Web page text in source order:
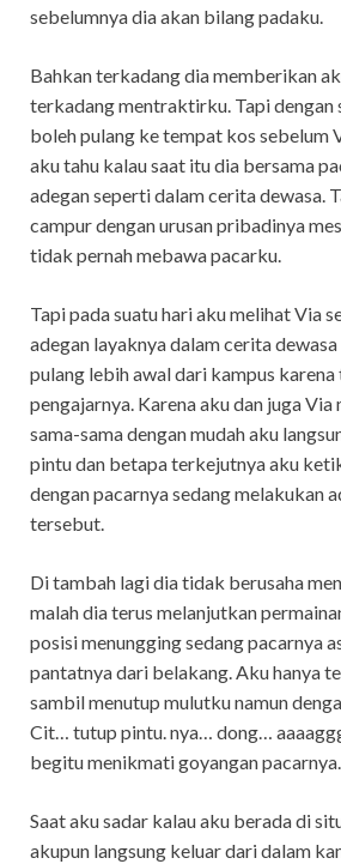
sebelumnya dia akan bilang padaku.
Bahkan terkadang dia memberikan
terkadang mentraktirku. Tapi dengan
boleh pulang ke tempat kos sebelum
aku tahu kalau saat itu dia bersama
adegan seperti dalam cerita dewasa.
campur dengan urusan pribadinya
tidak pernah mebawa pacarku.
Tapi pada suatu hari aku melihat Via
adegan layaknya dalam cerita
pulang lebih awal dari kampus
pengajarnya. Karena aku dan juga Via
sama-sama dengan mudah aku
pintu dan betapa terkejutnya aku
dengan pacarnya sedang melakukan
tersebut.
Di tambah lagi dia tidak berusaha
malah dia terus melanjutkan
posisi menungging sedang pacarnya
pantatnya dari belakang. Aku hanya
sambil menutup mulutku namun
Cit… tutup pintu. nya… dong…
begitu menikmati goyangan pacarnya.
Saat aku sadar kalau aku berada di
akupun langsung keluar dari dalam